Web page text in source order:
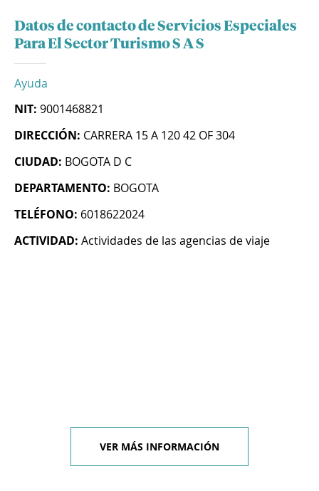
Datos de contacto de Servicios Especiales
Para El Sector Turismo S A S
Ayuda
NIT: 9001468821
DIRECCIÓN: CARRERA 15 A 120 42 OF 304
CIUDAD: BOGOTA D C
DEPARTAMENTO: BOGOTA
TELÉFONO: 6018622024
ACTIVIDAD: Actividades de las agencias de viaje
VER MÁS INFORMACIÓN